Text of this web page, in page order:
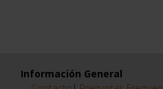
Información General